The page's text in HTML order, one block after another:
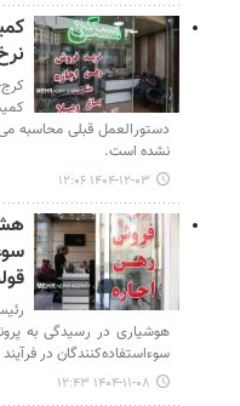
دستورالعمل‌ قبلی محاسبه
نشده است.
۱۴۰۴-۱۲-۰۳ ۱۲:۰۶
هوشیاری در رسیدگی به
سوءاستفاده‌کنندگان در
۱۴۰۴-۱۱-۰۸ ۱۲:۴۳